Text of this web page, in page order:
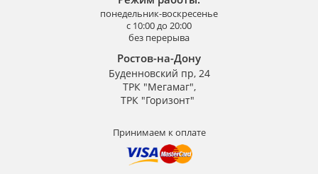
понедельник-воскресенье
с 10:00 до 20:00
без перерыва
Ростов-на-Дону
Буденновский пр, 24
ТРК "Мегамаг",
ТРК "Горизонт"
Принимаем к оплате